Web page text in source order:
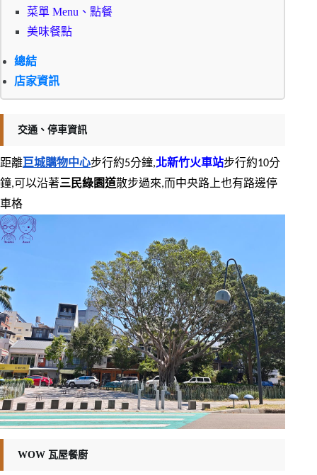
菜單 Menu、點餐
美味餐點
總結
店家資訊
交通、停車資訊
距離巨城購物中心步行約5分鐘,北新竹火車站步行約10分
鐘,可以沿著三民綠園道散步過來,而中央路上也有路邊停
車格
WOW 瓦屋餐廚